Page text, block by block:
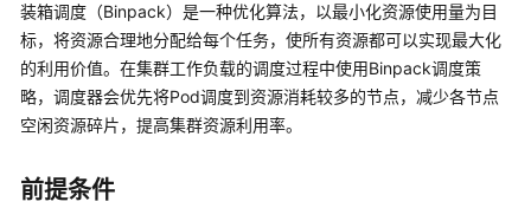
动
态
服
务
告
装箱调度（Binpack）是一种优化算法，以最小化资源使用量为目
标，将资源合理地分配给每个任务，使所有资源都可以实现最大化
的利用价值。在集群工作负载的调度过程中使用Binpack调度策
略，调度器会优先将Pod调度到资源消耗较多的节点，减少各节点
空闲资源碎片，提高集群资源利用率。
前提条件